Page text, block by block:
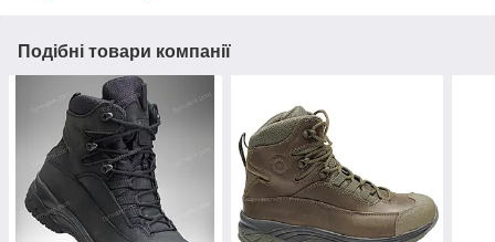
Подібні товари компанії